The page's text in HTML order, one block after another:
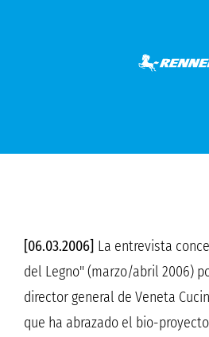
[06.03.2006] La entrevista
del Legno" (marzo/abril 2006)
director general de Veneta
que ha abrazado el bio-